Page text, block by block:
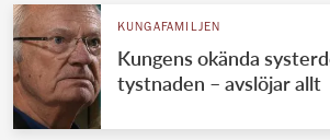
KUNGAFAMILJEN
Kungens okända
tystnaden – avslöjar allt